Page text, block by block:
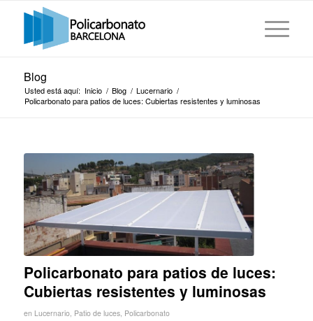
Blog
Usted está aquí: Inicio / Blog / Lucernario /
Policarbonato para patios de luces: Cubiertas resistentes y luminosas
Policarbonato para patios de luces:
Cubiertas resistentes y luminosas
en Lucernario, Patio de luces, Policarbonato